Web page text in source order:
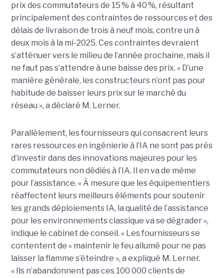
prix des commutateurs de 15 % à 40 %, résultant
principalement des contraintes de ressources et des
délais de livraison de trois à neuf mois, contre un à
deux mois à la mi-2025. Ces contraintes devraient
s’atténuer vers le milieu de l’année prochaine, mais il
ne faut pas s’attendre à une baisse des prix. « D’une
manière générale, les constructeurs n’ont pas pour
habitude de baisser leurs prix sur le marché du
réseau », a déclaré M. Lerner.
Parallèlement, les fournisseurs qui consacrent leurs
rares ressources en ingénierie à l’IA ne sont pas près
d’investir dans des innovations majeures pour les
commutateurs non dédiés à l’IA. Il en va de même
pour l’assistance. « À mesure que les équipementiers
réaffectent leurs meilleurs éléments pour soutenir
les grands déploiements IA, la qualité de l’assistance
pour les environnements classique va se dégrader »,
indique le cabinet de conseil. « Les fournisseurs se
contentent de « maintenir le feu allumé pour ne pas
laisser la flamme s’éteindre », a expliqué M. Lerner.
« Ils n’abandonnent pas ces 100 000 clients de